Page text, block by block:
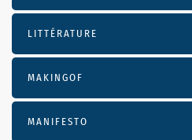
LITTÉRATURE
MAKINGOF
MANIFESTO